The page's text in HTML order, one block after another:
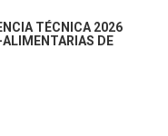
TÉCNICA 2026
DE